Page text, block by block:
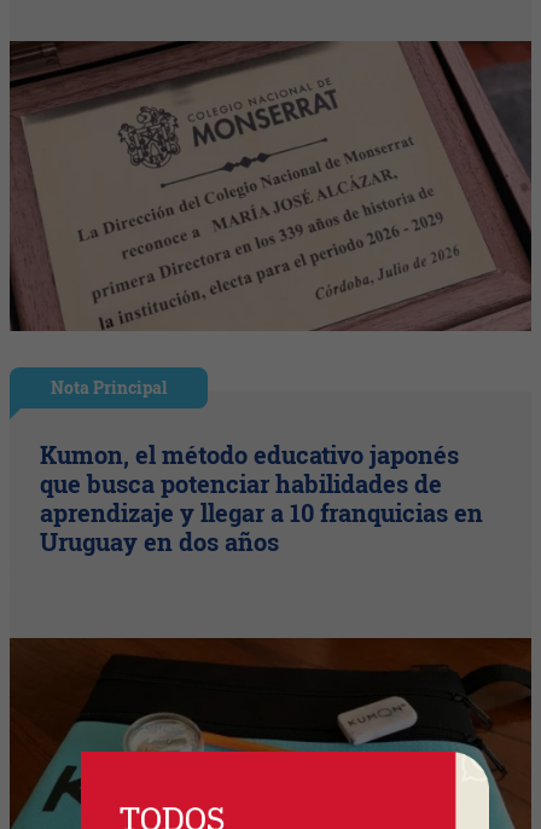
Nota Principal
Kumon, el método educativo japonés
que busca potenciar habilidades de
aprendizaje y llegar a 10 franquicias en
Uruguay en dos años